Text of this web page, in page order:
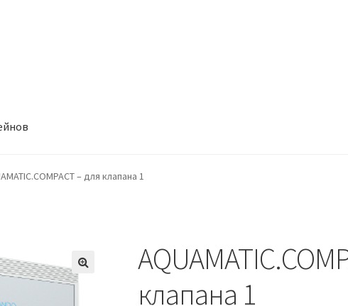
– для клапана 1
клапана 1